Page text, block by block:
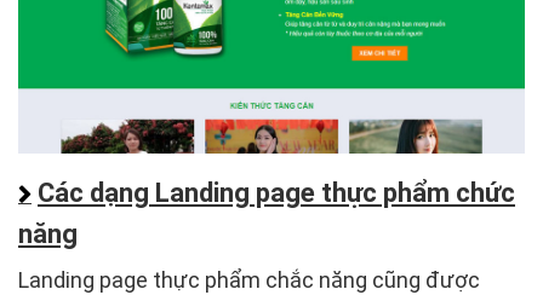
Các dạng Landing page thực phẩm chức
năng
Landing page thực phẩm chắc năng cũng được